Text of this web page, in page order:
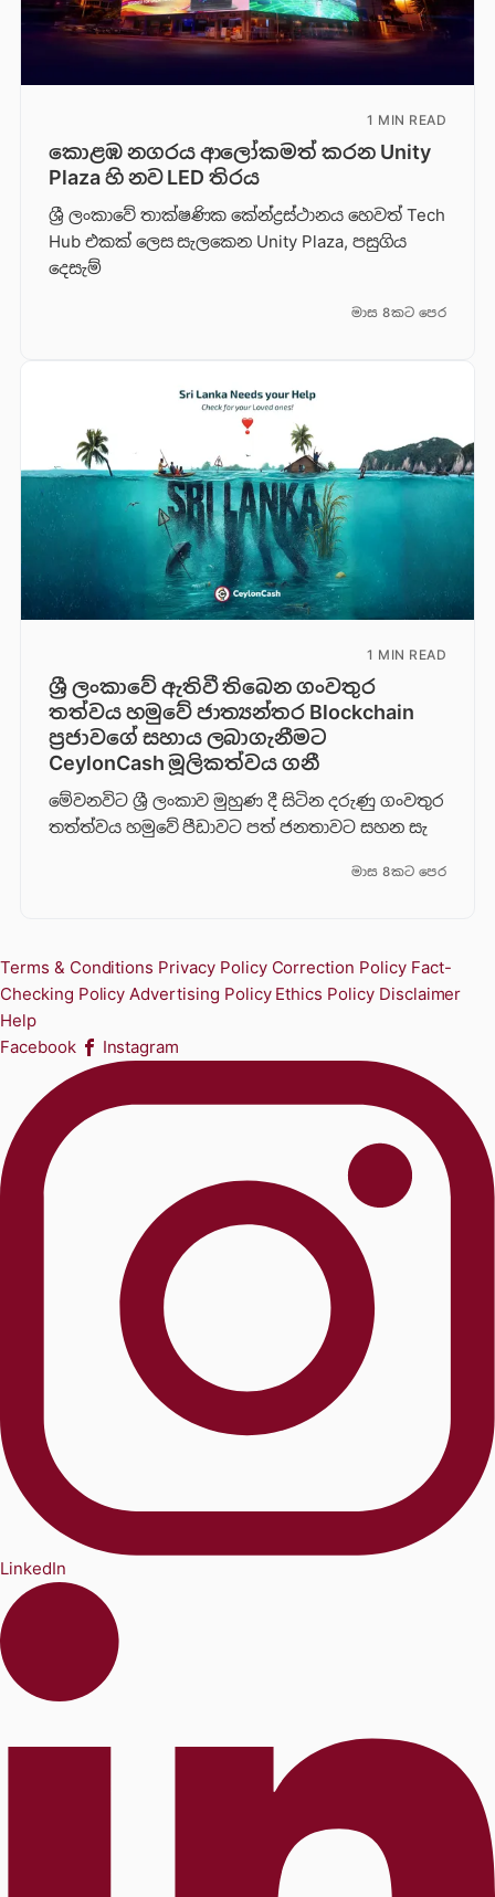
1 MIN READ
කොළඹ නගරය ආලෝකමත් කරන Unity
Plaza හි නව LED තිරය
ශ්‍රී ලංකාවේ තාක්ෂණික කේන්ද්‍රස්ථානය හෙවත් Tech
Hub එකක් ලෙස සැලකෙන Unity Plaza, පසුගිය
දෙසැම්
මාස 8කට පෙර
1 MIN READ
ශ්‍රී ලංකාවේ ඇතිවී තිබෙන ගංවතුර
තත්වය හමුවේ ජාත්‍යන්තර Blockchain
ප්‍රජාවගේ සහාය ලබාගැනීමට
CeylonCash මූලිකත්වය ග​නී
මේවනවිට ශ්‍රී ලංකාව මුහුණ දී සිටින දරුණු ගංවතුර
තත්ත්වය හමුවේ පීඩාවට පත් ජනතාවට සහන සැ
මාස 8කට පෙර
Terms & Conditions Privacy Policy Correction Policy Fact-
Checking Policy Advertising Policy Ethics Policy Disclaimer
Help
Facebook
Instagram
LinkedIn